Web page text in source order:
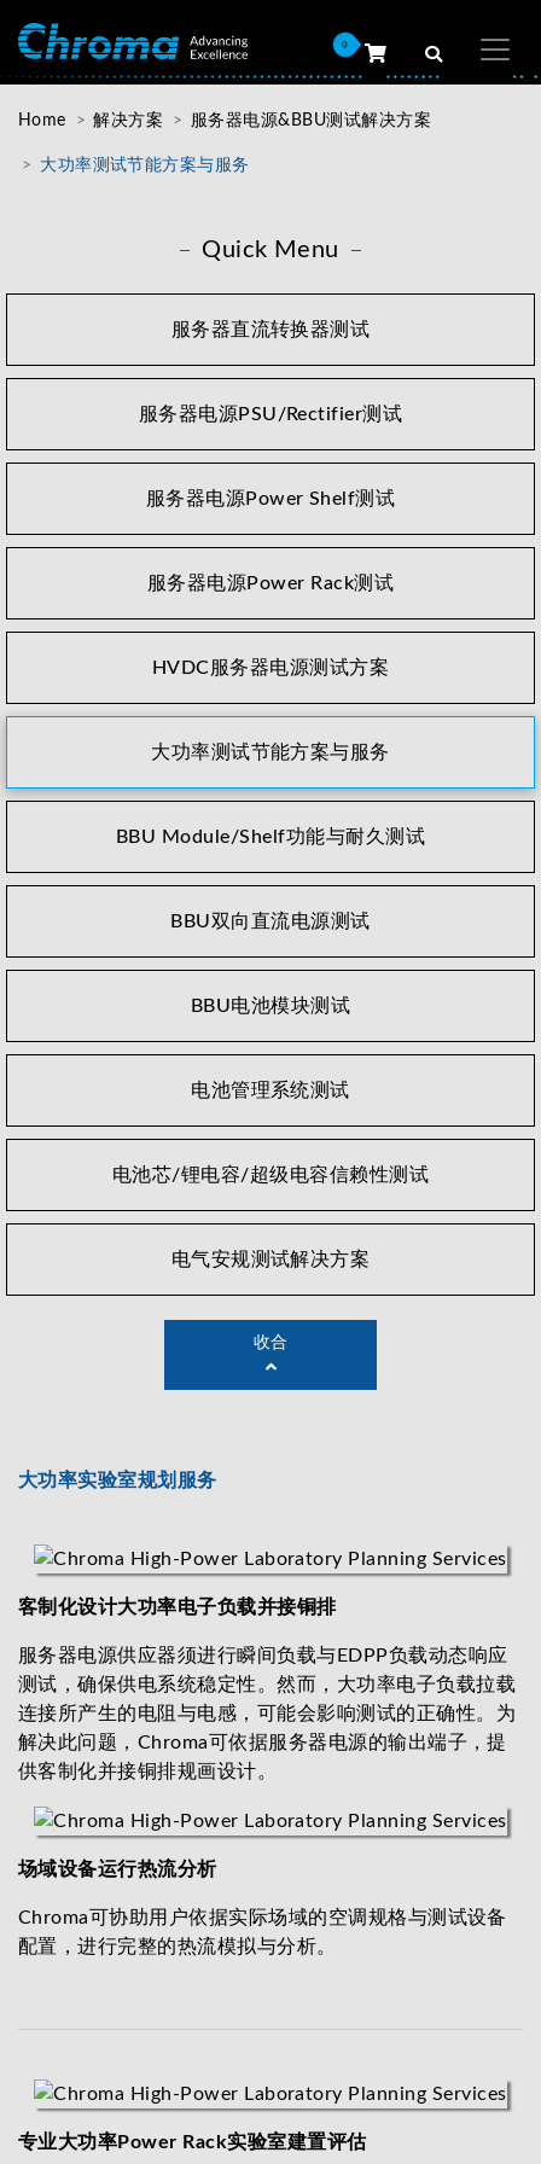
0
Home 解决方案 服务器电源&BBU测试解决方案
大功率测试节能方案与服务
Quick Menu
服务器直流转换器测试
服务器电源PSU/Rectifier测试
服务器电源Power Shelf测试
服务器电源Power Rack测试
HVDC服务器电源测试方案
大功率测试节能方案与服务
BBU Module/Shelf功能与耐久测试
BBU双向直流电源测试
BBU电池模块测试
电池管理系统测试
电池芯/锂电容/超级电容信赖性测试
电气安规测试解决方案
收合
大功率实验室规划服务
客制化设计大功率电子负载并接铜排
服务器电源供应器须进行瞬间负载与EDPP负载动态响应
测试，确保供电系统稳定性。然而，大功率电子负载拉载
连接所产生的电阻与电感，可能会影响测试的正确性。为
解决此问题，Chroma可依据服务器电源的输出端子，提
供客制化并接铜排规画设计。
场域设备运行热流分析
Chroma可协助用户依据实际场域的空调规格与测试设备
配置，进行完整的热流模拟与分析。
专业大功率Power Rack实验室建置评估